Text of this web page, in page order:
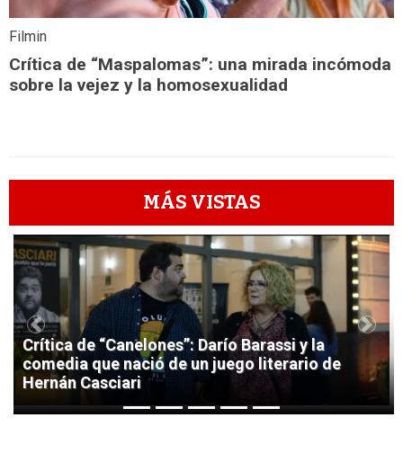
Filmin
Crítica de “Maspalomas”: una mirada incómoda
sobre la vejez y la homosexualidad
MÁS VISTAS
1
Crítica de “Canelones”: Darío Barassi y la
comedia que nació de un juego literario de
Hernán Casciari
Previous Next